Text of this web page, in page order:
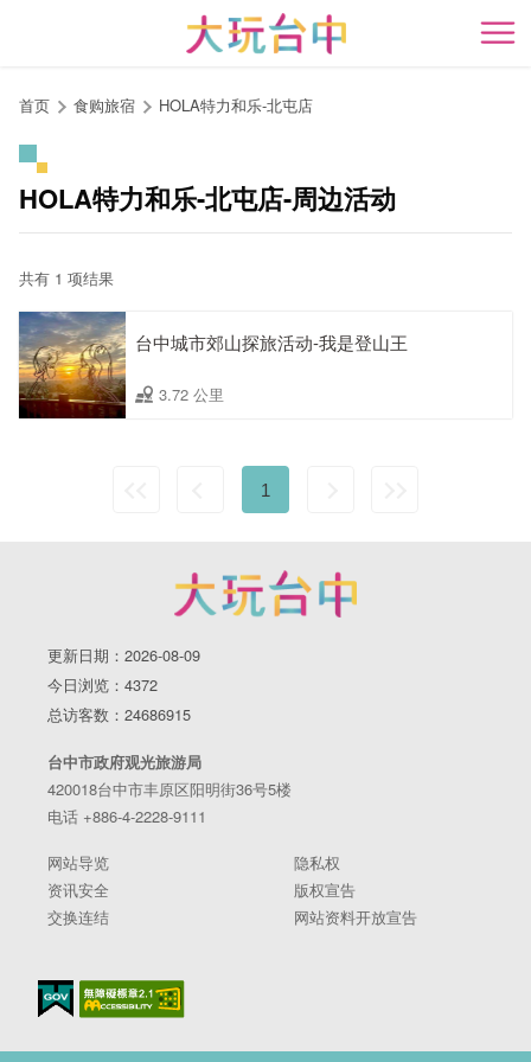
开
首页 食购旅宿 HOLA特力和乐-北屯店
HOLA特力和乐-北屯店-周边活动
共有 1 项结果
台中城市郊山探旅活动-我是登山王
3.72 公里
1
更新日期：2026-08-09
今日浏览：4372
总访客数：24686915
台中市政府观光旅游局
420018台中市丰原区阳明街36号5楼
电话 +886-4-2228-9111
网站导览
隐私权
资讯安全
版权宣告
交换连结
网站资料开放宣告